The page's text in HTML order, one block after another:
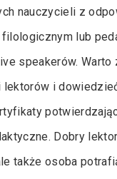
nauczycieli z
lub
speakerów. Warto
lektorów i
Dobry
także osoba